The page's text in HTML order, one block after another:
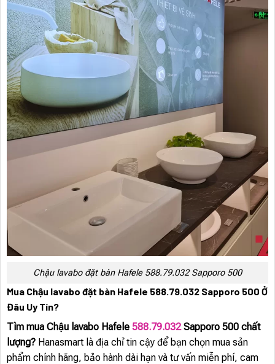
Chậu lavabo đặt bàn Hafele 588.79.032 Sapporo 500
Mua Chậu lavabo đặt bàn Hafele 588.79.032 Sapporo 500 Ở
Đâu Uy Tín?
Tìm mua Chậu lavabo Hafele 588.79.032Sapporo 500 chất
lượng? Hanasmart là địa chỉ tin cậy để bạn chọn mua sản
phẩm chính hãng, bảo hành dài hạn và tư vấn miễn phí, cam